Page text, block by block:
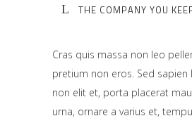
THE COMPANY YOU
Cras quis massa non leo
pretium non eros. Sed sapien
non elit et, porta placerat
urna, ornare a varius et,